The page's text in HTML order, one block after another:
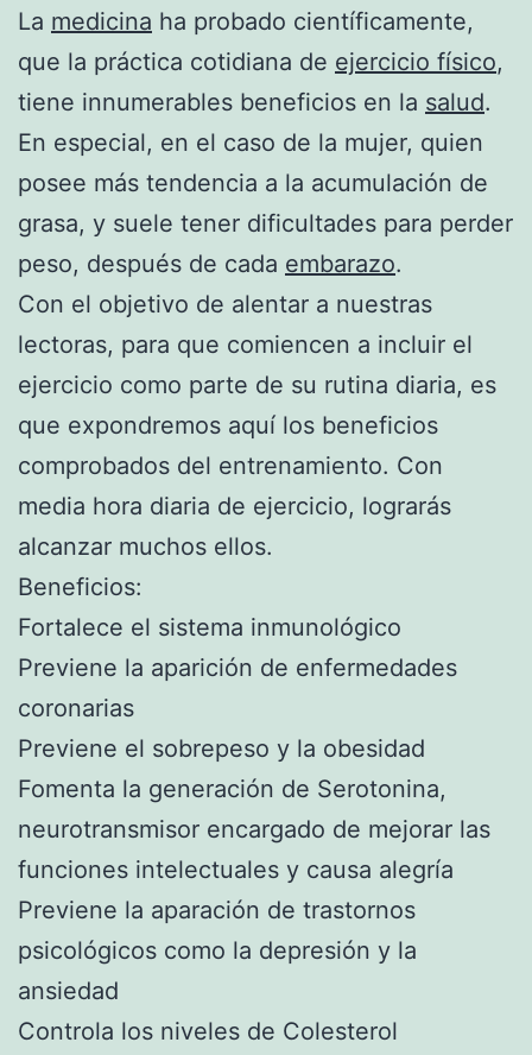
La medicina ha probado científicamente,
que la práctica cotidiana de ejercicio físico,
tiene innumerables beneficios en la salud.
En especial, en el caso de la mujer, quien
posee más tendencia a la acumulación de
grasa, y suele tener dificultades para perder
peso, después de cada embarazo.
Con el objetivo de alentar a nuestras
lectoras, para que comiencen a incluir el
ejercicio como parte de su rutina diaria, es
que expondremos aquí los beneficios
comprobados del entrenamiento. Con
media hora diaria de ejercicio, lograrás
alcanzar muchos ellos.
Beneficios:
Fortalece el sistema inmunológico
Previene la aparición de enfermedades
coronarias
Previene el sobrepeso y la obesidad
Fomenta la generación de Serotonina,
neurotransmisor encargado de mejorar las
funciones intelectuales y causa alegría
Previene la aparación de trastornos
psicológicos como la depresión y la
ansiedad
Controla los niveles de Colesterol